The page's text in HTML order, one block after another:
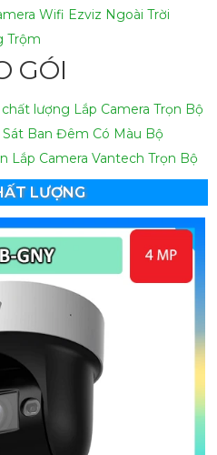
Wifi Ezviz Ngoài Trời
Trộm
GÓI
lượng Lắp Camera Trọn Bộ
Sát Ban Đêm Có Màu Bộ
Lắp Camera Vantech Trọn Bộ
LƯỢNG